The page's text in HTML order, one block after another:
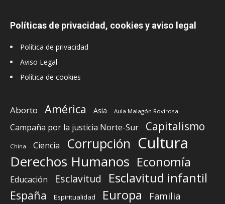
Políticas de privacidad, cookies y aviso legal
Política de privacidad
Aviso Legal
Política de cookies
Aborto América Asia Aula Malagón Rovirosa
Campaña por la justicia Norte-Sur Capitalismo
China Ciencia Corrupción Cultura
Derechos Humanos Economía
Educación Esclavitud Esclavitud infantil
España Espiritualidad Europa Familia